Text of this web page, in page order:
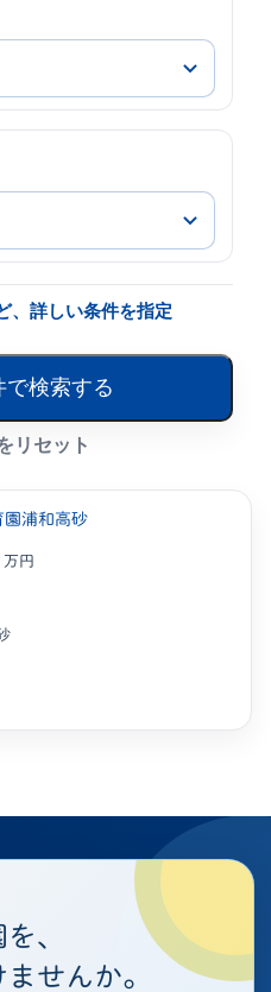
、詳しい条件を指定
で検索する
リセット
園浦和高砂
円
、
せんか。